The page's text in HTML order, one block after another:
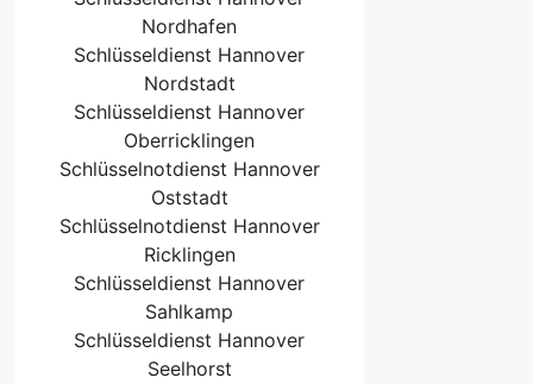
Nordhafen
Schlüsseldienst Hannover
Nordstadt
Schlüsseldienst Hannover
Oberricklingen
Schlüsselnotdienst Hannover
Oststadt
Schlüsselnotdienst Hannover
Ricklingen
Schlüsseldienst Hannover
Sahlkamp
Schlüsseldienst Hannover
Seelhorst